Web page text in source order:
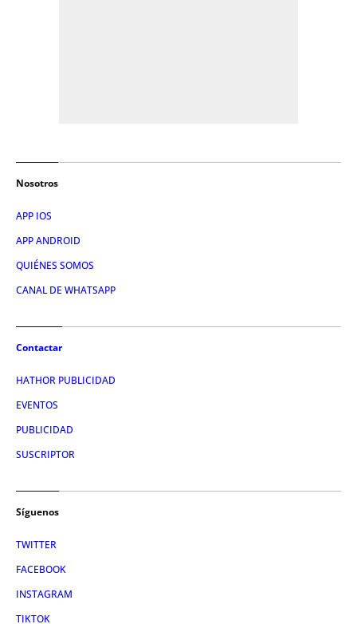
Nosotros
APP IOS
APP ANDROID
QUIÉNES SOMOS
CANAL DE WHATSAPP
Contactar
HATHOR PUBLICIDAD
EVENTOS
PUBLICIDAD
SUSCRIPTOR
Síguenos
TWITTER
FACEBOOK
INSTAGRAM
TIKTOK